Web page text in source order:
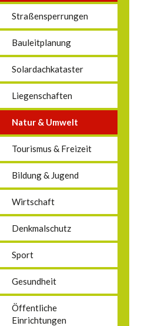
Straßensperrungen
Bauleitplanung
Solardachkataster
Liegenschaften
Natur & Umwelt
Tourismus & Freizeit
Bildung & Jugend
Wirtschaft
Denkmalschutz
Sport
Gesundheit
Öffentliche
Einrichtungen